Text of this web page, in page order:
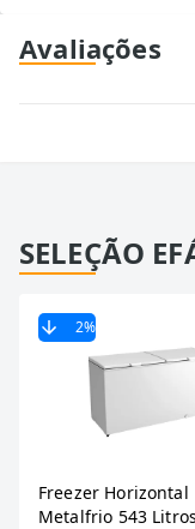
Avaliações
SELEÇÃO
2%
Freezer Horizontal
Metalfrio 543 Litros